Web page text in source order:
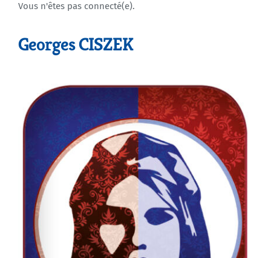
Agenda
Vous n'êtes pas connecté(e).
Georges CISZEK